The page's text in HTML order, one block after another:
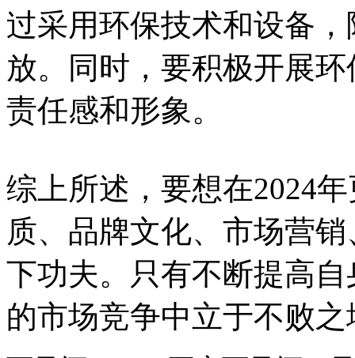
过采用环保技术和设备
放。同时，要积极开展
责任感和形象。
综上所述，要想在2024
质、品牌文化、市场营
下功夫。只有不断提高
的市场竞争中立于不败之